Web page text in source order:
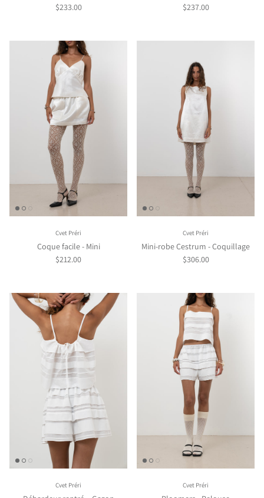
$233.00
$237.00
Cvet Préri
Coque facile - Mini
$212.00
Cvet Préri
Mini-robe Cestrum - Coquillage
$306.00
Cvet Préri Cvet Préri